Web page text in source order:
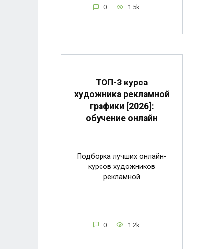
0 1.5k.
ТОП-3 курса
художника рекламной
графики [2026]:
обучение онлайн
Подборка лучших онлайн-
курсов художников
рекламной
0 1.2k.